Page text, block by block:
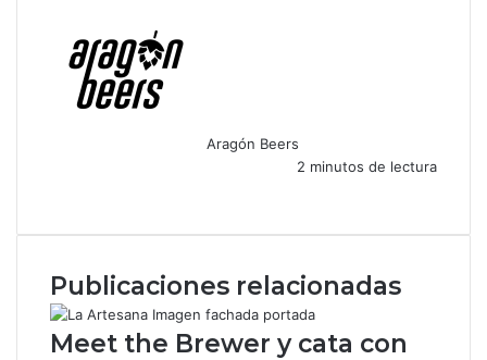
Aragón Beers
2 minutos de lectura
c
b
o
o
k
a
s
A
p
p
l
g
m
m
a
i
Publicaciones relacionadas
Meet the Brewer y cata con